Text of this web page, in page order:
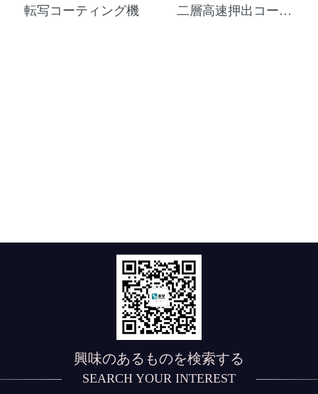
転写コーティング機 二層高速押出コーティング機
興味のあるものを検索する
SEARCH YOUR INTEREST